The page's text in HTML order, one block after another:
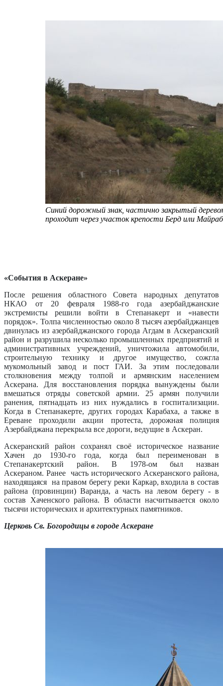
Синий дорожный знак, частично закрытый
проходит через участок крепости Берд или
«События в Аскеране»
После решения областного Совета народных депутатов
НКАО от 20 февраля 1988-го года азербайджанские
экстремисты решили войти в Степанакерт и «навести
порядок». Толпа численностью около 8 тысяч азербайджанцев
двинулась из азербайджанского города Агдам в Аскеранский
район и разрушила несколько промышленных предприятий и
административных учреждений, уничтожила автомобили,
строительную технику и другое имущество, сожгла
мукомольный завод и пост ГАИ.
За этим последовали
столкновения между толпой и армянским населением
Аскерана. Для восстановления порядка вынуждены были
вмешаться отряды советской армии. 25 армян получили
ранения, пятнадцать из них нуждались в госпитализации.
Когда в Степанакерте, других городах Карабаха, а также в
Ереване проходили акции протеста, дорожная полиция
Азербайджана перекрыла все дороги, ведущие в Аскеран.
Аскеранский район сохранял своё историческое название
Хачен до 1930-го года, когда был переименован в
Степанакертский район. В 1978-ом был назван
Аскераном. Ранее часть исторического Аскеранского района,
находящаяся на правом берегу реки Каркар, входила в состав
района (провинции) Варанда, а часть на левом берегу - в
состав Хаченского района. В области насчитывается около
тысячи исторических и архитектурных памятников.
Церковь Св. Богородицы в городе Аскеране